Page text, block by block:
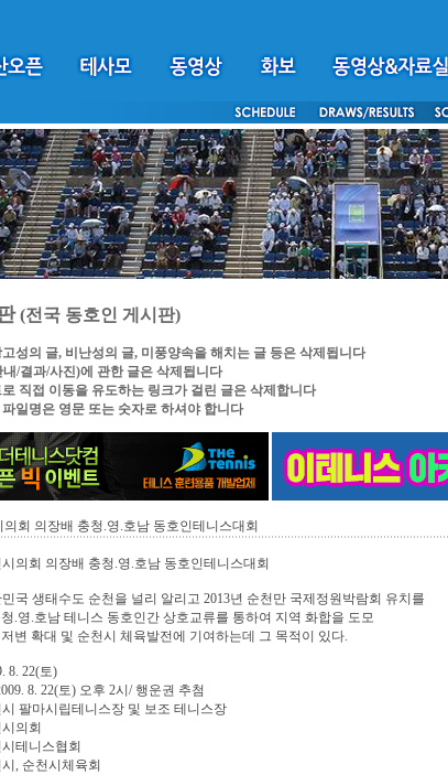
(전국 동호인 게시판)
성의 글, 비난성의 글, 미풍양속을 해치는 글 등은 삭제됩니다
/결과/사진)에 관한 글은 삭제됩니다
직접 이동을 유도하는 링크가 걸린 글은 삭제합니다
일명은 영문 또는 숫자로 하셔야 합니다
의회 의장배 충청.영.호남 동호인테니스대회
의회 의장배 충청.영.호남 동호인테니스대회
국 생태수도 순천을 널리 알리고 2013년 순천만 국제정원박람회 유치를
.영.호남 테니스 동호인간 상호교류를 통하여 지역 화합을 도모
변 확대 및 순천시 체육발전에 기여하는데 그 목적이 있다.
8. 22(토)
8. 22(토) 오후 2시/ 행운권 추첨
팔마시립테니스장 및 보조 테니스장
의회
테니스협회
, 순천시체육회